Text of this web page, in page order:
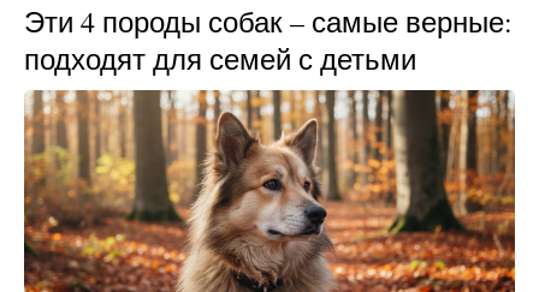
Эти 4 породы собак – самые верные:
подходят для семей с детьми